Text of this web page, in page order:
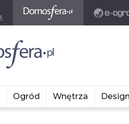
Ogród Wnętrza Design